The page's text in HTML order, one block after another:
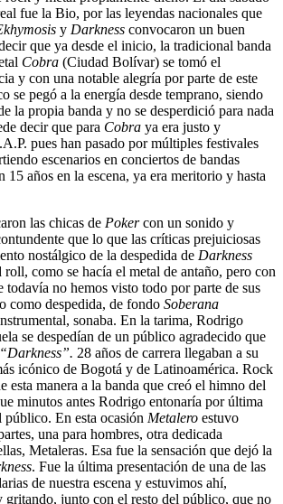
fue la Bio, por las leyendas nacionales que
y Darkness convocaron un buen
que ya desde el inicio, la tradicional banda
Cobra (Ciudad Bolívar) se tomó el
y con una notable alegría por parte de este
se pegó a la energía desde temprano, siendo
la propia banda y no se desperdició para nada
decir que para Cobra ya era justo y
pues han pasado por múltiples festivales
escenarios en conciertos de bandas
15 años en la escena, ya era meritorio y hasta
las chicas de Pokercon un sonido y
que lo que las críticas prejuiciosas
nostálgico de la despedida de Darkness
como se hacía el metal de antaño, pero con
todavía no hemos visto todo por parte de sus
como despedida, de fondo Soberana
sonaba. En la tarima, Rodrigo
se despedían de un público agradecido que
“Darkness”. 28 años de carrera llegaban a su
icónico de Bogotá y de Latinoamérica. Rock
esta manera a la banda que creó el himno del
minutos antes Rodrigo entonaría por última
En esta ocasión Metalero estuvo
una para hombres, otra dedicada
Metaleras. Esa fue la sensación que dejó la
. Fue la última presentación de una de las
de nuestra escena y estuvimos ahí,
gritando, junto con el resto del público, que no